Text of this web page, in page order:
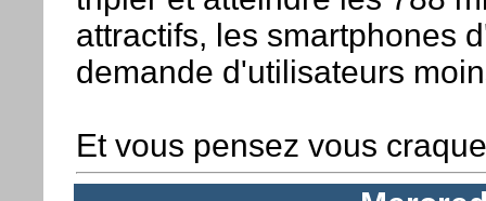
attractifs, les smartphones
demande d'utilisateurs
Et vous pensez vous